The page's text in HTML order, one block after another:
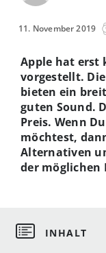
11. November 2019
Apple hat erst
vorgestellt.
bieten ein
guten Sound.
Preis. Wenn
möchtest,
Alternativen
der möglichen